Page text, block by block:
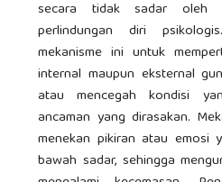
secara tidak sadar oleh
perlindungan diri
mekanisme ini untuk
internal maupun eksternal
atau mencegah kondisi
ancaman yang dirasakan.
menekan pikiran atau emosi
bawah sadar, sehingga